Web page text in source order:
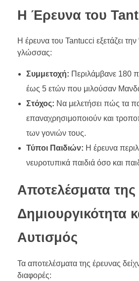
Η Έρευνα του
Η έρευνα του Tantucci εξετάζει την
γλώσσας:
Συμμετοχή: Περιλάμβανε 180
έως 5 ετών που μιλούσαν
Στόχος: Να μελετήσει πώς τα
επαναχρησιμοποιούν και
των γονιών τους.
Τύποι Παιδιών: Η έρευνα
νευροτυπικά παιδιά όσο και
Αποτελέσματα
Δημιουργικότητα
Αυτισμός
Τα αποτελέσματα της έρευνας
διαφορές: